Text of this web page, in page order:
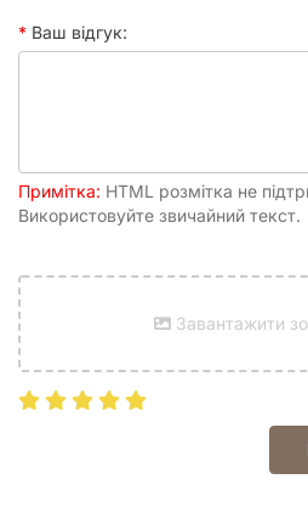
Ваш відгук:
Примітка: HTML розмітка не
Використовуйте звичайний текст.
Завантажити